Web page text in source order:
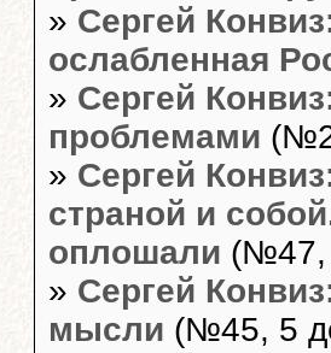
» Сергей
ослабленная
» Сергей
проблемами
» Сергей
страной и
оплошали (№47,
» Сергей
мысли (№45, 5